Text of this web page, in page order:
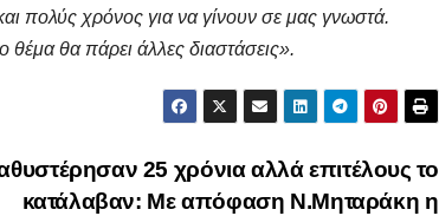
πολύς χρόνος για να γίνουν σε μας γνωστά.
θέμα θα πάρει άλλες διαστάσεις».
25 χρόνια αλλά επιτέλους το
κατάλαβαν: Με απόφαση Ν.Μηταράκη η